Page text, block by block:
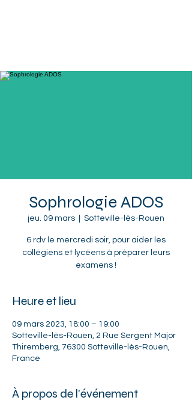
Sophrologie ADOS
jeu. 09 mars Sotteville-lès-Rouen
6 rdv le mercredi soir, pour aider les
collégiens et lycéens à préparer leurs
examens !
Heure et lieu
09 mars 2023, 18:00 – 19:00
Sotteville-lès-Rouen, 2 Rue Sergent Major
Thiremberg, 76300 Sotteville-lès-Rouen,
France
À propos de l'événement